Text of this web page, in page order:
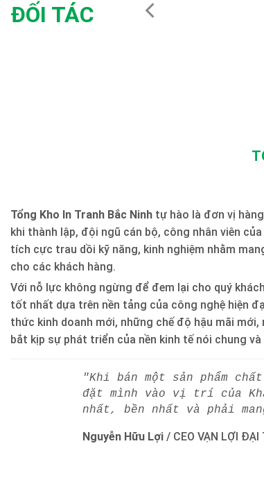
ĐỐI TÁC
Tổng Kho In Tranh Bắc Ninh tự hào là đơn vị
khi thành lập, đội ngũ cán bộ, công nhân viên của
tích cực trau dồi kỹ năng, kinh nghiệm nhằm
cho các khách hàng.
Với nỗ lực không ngừng để đem lại cho quý
tốt nhất dựa trên nền tảng của công nghệ hiện
thức kinh doanh mới, những chế độ hậu mãi
bắt kịp sự phát triển của nền kinh tế nói chung
"Khi bán một sản phẩm
đặt mình vào vị trí của
nhất, bền nhất và phải
Nguyễn Hữu Lợi / CEO VẠN LỢI ĐẠI